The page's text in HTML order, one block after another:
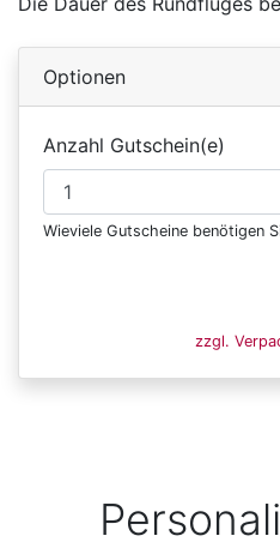
Optionen
Anzahl Gutschein(e)
Wieviele Gutscheine benötigen
zzgl.